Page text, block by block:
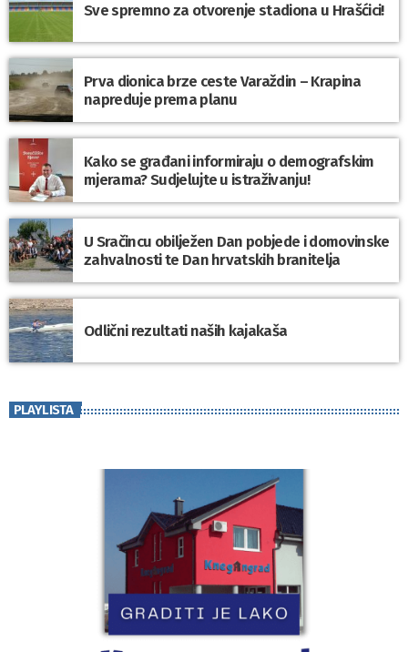
Sve spremno za otvorenje stadiona u Hrašćici!
Prva dionica brze ceste Varaždin – Krapina
napreduje prema planu
Kako se građani informiraju o demografskim
mjerama? Sudjelujte u istraživanju!
U Sračincu obilježen Dan pobjede i domovinske
zahvalnosti te Dan hrvatskih branitelja
Odlični rezultati naših kajakaša
PLAYLISTA